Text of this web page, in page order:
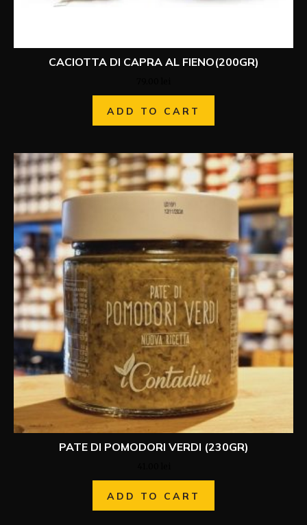
CACIOTTA DI CAPRA AL FIENO(200GR)
ADD TO CART
PATE DI POMODORI VERDI (230GR)
ADD TO CART